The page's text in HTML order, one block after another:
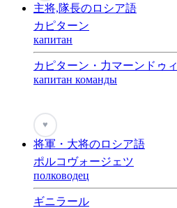
主将,隊長のロシア語
カピターン
капитан
カピターン・力マーンドゥィ
капитан команды
♥
将軍・大将のロシア語
ポルコヴォージェツ
полководец
ギニラール